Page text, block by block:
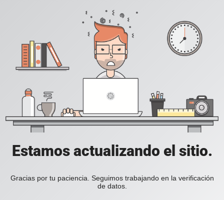
Estamos actualizando el sitio.
Gracias por tu paciencia. Seguimos trabajando en la verificación
de datos.